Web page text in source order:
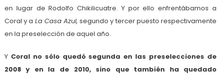
en lugar de Rodolfo Chikilicuatre. Y por ello enfrentábamos a
Coral y a La Casa Azul, segundo y tercer puesto respectivamente
en la preselección de aquel año.
Y Coral no sólo quedó segunda en las preselecciones de
2008 y en la de 2010, sino que también ha quedado